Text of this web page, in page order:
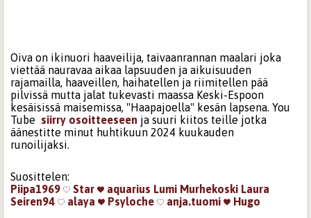
Oiva on ikinuori haaveilija, taivaanrannan maalari joka
viettää nauravaa aikaa lapsuuden ja aikuisuuden
rajamailla, haaveillen, haihatellen ja riimitellen pää
pilvissä mutta jalat tukevasti maassa Keski-Espoon
kesäisissä maisemissa, "Haapajoella" kesän lapsena. You
Tube siirry osoitteeseen ja suuri kiitos teille jotka
äänestitte minut huhtikuun 2024 kuukauden
runoilijaksi.
Suosittelen:
Piipa1969
Star aquarius Lumi Murhekoski Laura
Seiren94
alaya Psyloche anja.tuomi Hugo